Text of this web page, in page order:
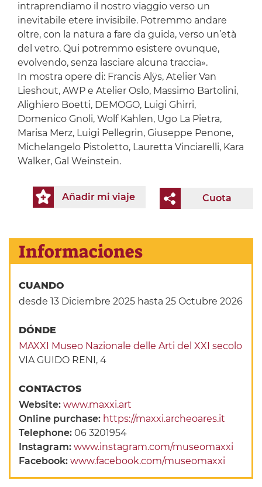
intraprendiamo il nostro viaggio verso un
inevitabile etere invisibile. Potremmo andare
oltre, con la natura a fare da guida, verso un’età
del vetro. Qui potremmo esistere ovunque,
evolvendo, senza lasciare alcuna traccia».
In mostra opere di: Francis Alÿs, Atelier Van
Lieshout, AWP e Atelier Oslo, Massimo Bartolini,
Alighiero Boetti, DEMOGO, Luigi Ghirri,
Domenico Gnoli, Wolf Kahlen, Ugo La Pietra,
Marisa Merz, Luigi Pellegrin, Giuseppe Penone,
Michelangelo Pistoletto, Lauretta Vinciarelli, Kara
Walker, Gal Weinstein.
Cuota
Añadir mi viaje
Informaciones
CUANDO
desde 13 Diciembre 2025 hasta 25 Octubre 2026
DÓNDE
MAXXI Museo Nazionale delle Arti del XXI secolo
VIA GUIDO RENI, 4
CONTACTOS
Website:www.maxxi.art
Online purchase: https://maxxi.archeoares.it
Telephone:06 3201954
Instagram:www.instagram.com/museomaxxi
Facebook:www.facebook.com/museomaxxi